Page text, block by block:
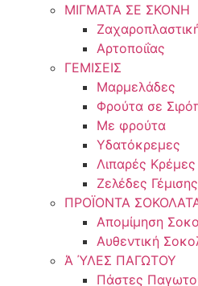
ΜΙΓΜΑΤΑ ΣΕ ΣΚΟΝΗ
Αρτοποιΐας
ΓΕΜΙΣΕΙΣ
Μαρμελάδες
Φρούτα σε
Με φρούτα
Υδατόκρεμες
Λιπαρές Κρέμες
Ζελέδες Γέμισης
ΠΡΟΪΟΝΤΑ
Απομίμηση
Αυθεντική
Ά ΎΛΕΣ ΠΑΓΩΤΟΥ
Πάστες